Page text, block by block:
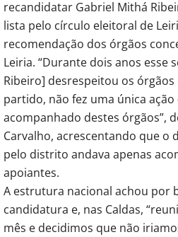
recandidatar Gabriel Mithá
lista pelo círculo eleitoral de
recomendação dos órgãos
Leiria. “Durante dois anos esse
Ribeiro] desrespeitou os
partido, não fez uma única
acompanhado destes órgãos”,
Carvalho, acrescentando que o
pelo distrito andava apenas
apoiantes.
A estrutura nacional achou por
candidatura e, nas Caldas,
mês e decidimos que não